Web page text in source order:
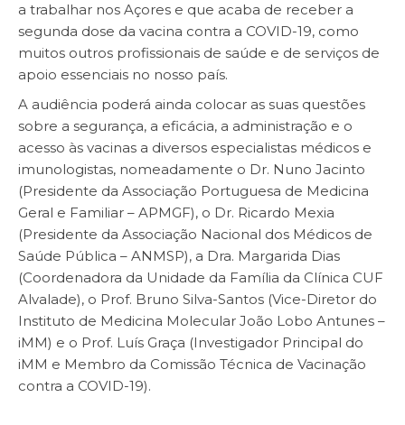
a trabalhar nos Açores e que acaba de receber a
segunda dose da vacina contra a COVID-19, como
muitos outros profissionais de saúde e de serviços de
apoio essenciais no nosso país.
A audiência poderá ainda colocar as suas questões
sobre a segurança, a eficácia, a administração e o
acesso às vacinas a diversos especialistas médicos e
imunologistas, nomeadamente o Dr. Nuno Jacinto
(Presidente da Associação Portuguesa de Medicina
Geral e Familiar – APMGF), o Dr. Ricardo Mexia
(Presidente da Associação Nacional dos Médicos de
Saúde Pública – ANMSP), a Dra. Margarida Dias
(Coordenadora da Unidade da Família da Clínica CUF
Alvalade), o Prof. Bruno Silva-Santos (Vice-Diretor do
Instituto de Medicina Molecular João Lobo Antunes –
iMM) e o Prof. Luís Graça (Investigador Principal do
iMM e Membro da Comissão Técnica de Vacinação
contra a COVID-19).